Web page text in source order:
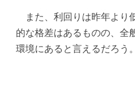
また、利回りは昨年より
的な格差はあるものの、全
環境にあると言えるだろう。